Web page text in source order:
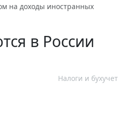
на доходы иностранных
в России
Налоги и бухучет